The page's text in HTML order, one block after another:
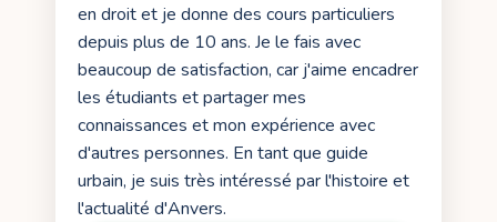
en droit et je donne des cours particuliers
depuis plus de 10 ans. Je le fais avec
beaucoup de satisfaction, car j'aime encadrer
les étudiants et partager mes
connaissances et mon expérience avec
d'autres personnes. En tant que guide
urbain, je suis très intéressé par l'histoire et
l'actualité d'Anvers.